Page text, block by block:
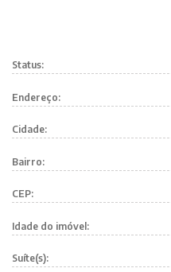
Status:
Endereço:
Cidade:
Bairro:
CEP:
Idade do imóvel:
Suíte(s):